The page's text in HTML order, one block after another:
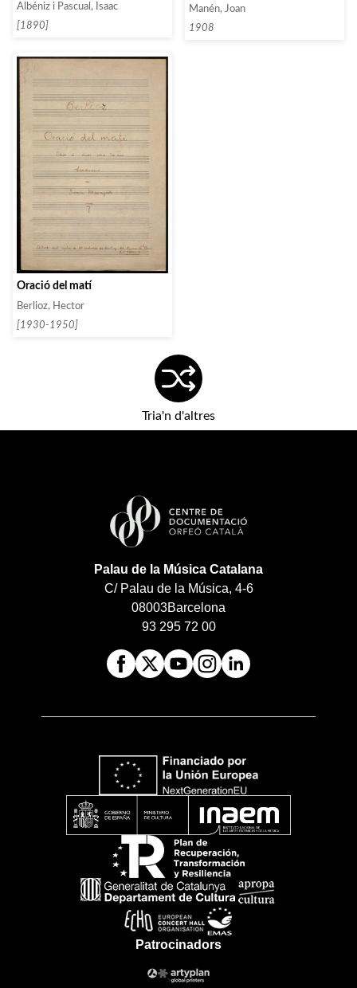
Albéniz i Pascual, Isaac
[1890]
Manén, Joan
1908
Oració del matí
Berlioz, Hector
[1930-1950]
Tria'n d'altres
Palau de la Música Catalana
C/ Palau de la Música, 4-6
08003Barcelona
93 295 72 00
Patrocinadors